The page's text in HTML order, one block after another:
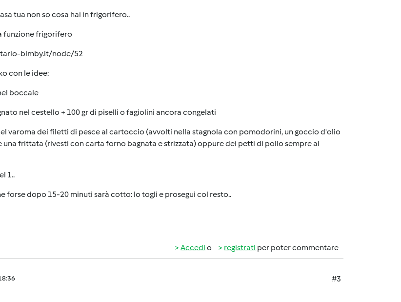
tua non so cosa hai in frigorifero..
funzione frigorifero
bimby.it/node/52
con le idee:
boccale
nel cestello + 100 gr di piselli o fagiolini ancora congelati
varoma dei filetti di pesce al cartoccio (avvolti nella stagnola con pomodorini, un goccio d'olio
una frittata (rivesti con carta forno bagnata e strizzata) oppure dei petti di pollo sempre al
1..
forse dopo 15-20 minuti sarà cotto: lo togli e prosegui col resto..
Accedi o registrati per poter commentare
#3